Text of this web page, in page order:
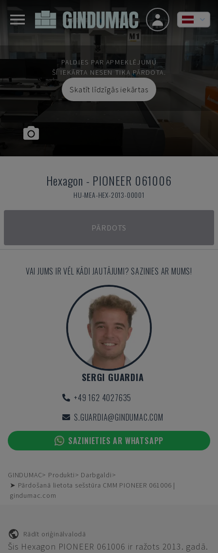
PALDIES PAR APMEKLĒJUMU
ŠĪ IEKĀRTA NESEN TIKA PĀRDOTA.
Skatīt līdzīgās iekārtas
Hexagon - PIONEER 061006
HU-MEA-HEX-2013-00001
PĀRDOTS
VAI JUMS IR VĒL KĀDI JAUTĀJUMI? SAZINIES AR MUMS!
SERGI GUARDIA
+49 162 4027635
S.GUARDIA@GINDUMAC.COM
SAZINIETIES AR WHATSAPP
GINDUMAC Produkti
Darbgaldi
➤ Pārdošanā lietota sešstūra CMM PIONEER 061006 |
gindumac.com
Rādīt oriģinālvalodā
Šis Hexagon PIONEER 061006 ir ražots 2013. gadā.